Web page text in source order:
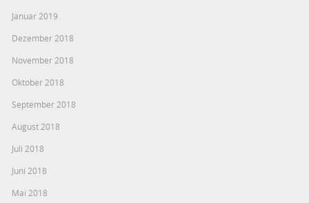
Januar 2019
Dezember 2018
November 2018
Oktober 2018
September 2018
August 2018
Juli 2018
Juni 2018
Mai 2018